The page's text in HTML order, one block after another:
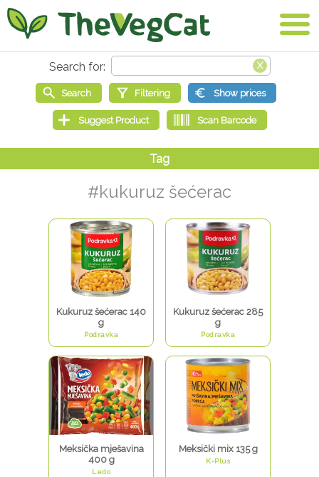
#kukuruz šećerac
Kukuruz šećerac 140
g
Podravka
Kukuruz šećerac 285
g
Podravka
Meksička mješavina
400 g
Ledo
Meksički mix 135 g
K-Plus